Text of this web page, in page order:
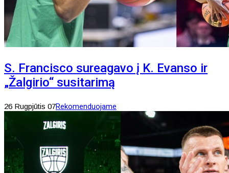
S. Francisco sureagavo į K. Evanso ir
„Žalgirio“ susitarimą
26 Rugpjūtis 07Rekomenduojame